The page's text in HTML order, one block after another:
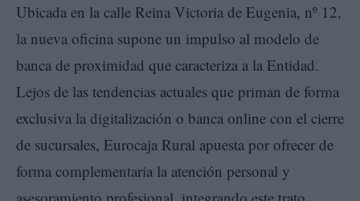
Ubicada en la calle Reina Victoria de Eugenia, nº 12,
la nueva oficina supone un impulso al modelo de
banca de proximidad que caracteriza a la Entidad.
Lejos de las tendencias actuales que priman de forma
exclusiva la digitalización o banca online con el cierre
de sucursales, Eurocaja Rural apuesta por ofrecer de
forma complementaria la atención personal y